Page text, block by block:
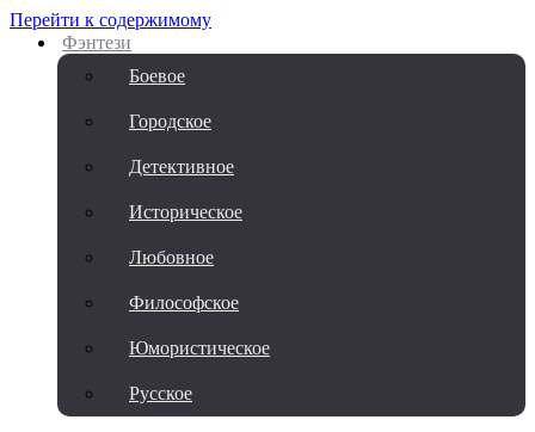
Перейти к содержимому
Фэнтези
Боевое
Городское
Детективное
Историческое
Любовное
Философское
Юмористическое
Русское